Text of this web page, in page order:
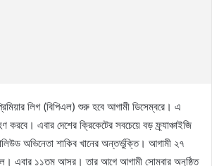
লিগ (বিপিএল) শুরু হবে আগামী ডিসেম্বরে। এ
করবে। এবার দেশের ক্রিকেটের সবচেয়ে বড় ফ্র্যাঞ্চাইজি
অভিনেতা শাকিব খানের অন্তর্ভুক্তি। আগামী ২৭
এবার ১১তম আসর। তার আগে আগামী সোমবার অনুষ্ঠিত